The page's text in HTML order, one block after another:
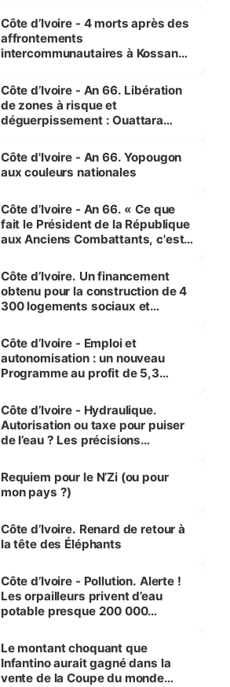
générations futures »
Côte d’Ivoire - 4 morts après des
affrontements
intercommunautaires à Kossandji
milieu des sinistrés
Côte d’Ivoire - An 66. Libération
de zones à risque et
déguerpissement : Ouattara
l'Etat de droit pour préserver les
vies humaines »
Côte d'Ivoire - An 66. Yopougon
aux couleurs nationales
Côte d’Ivoire - An 66. « Ce que
fait le Président de la République
aux Anciens Combattants, c'est
Côte d’Ivoire. Un financement
obtenu pour la construction de 4
300 logements sociaux et
et Yamoussoukro
Côte d’Ivoire - Emploi et
autonomisation : un nouveau
Programme au profit de 5,3
Côte d’Ivoire - Hydraulique.
Autorisation ou taxe pour puiser
de l’eau ? Les précisions
Requiem pour le N’Zi (ou pour
mon pays ?)
Côte d’Ivoire. Renard de retour à
la tête des Éléphants
Côte d’Ivoire - Pollution. Alerte !
Les orpailleurs privent d’eau
potable presque 200 000
Le montant choquant que
Infantino aurait gagné dans la
vente de la Coupe du monde